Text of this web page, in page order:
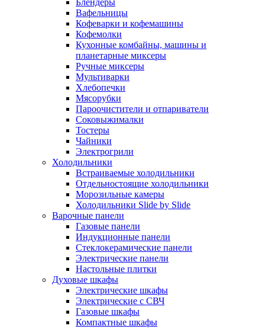
Блендеры
Вафельницы
Кофеварки и кофемашины
Кофемолки
Кухонные комбайны, машины и
планетарные миксеры
Ручные миксеры
Мультиварки
Хлебопечки
Мясорубки
Пароочистители и отпариватели
Соковыжималки
Тостеры
Чайники
Электрогрили
Холодильники
Встраиваемые холодильники
Отдельностоящие холодильники
Морозильные камеры
Холодильники Slide by Slide
Варочные панели
Газовые панели
Индукционные панели
Стеклокерамические панели
Электрические панели
Настольные плитки
Духовые шкафы
Электрические шкафы
Электрические с СВЧ
Газовые шкафы
Компактные шкафы